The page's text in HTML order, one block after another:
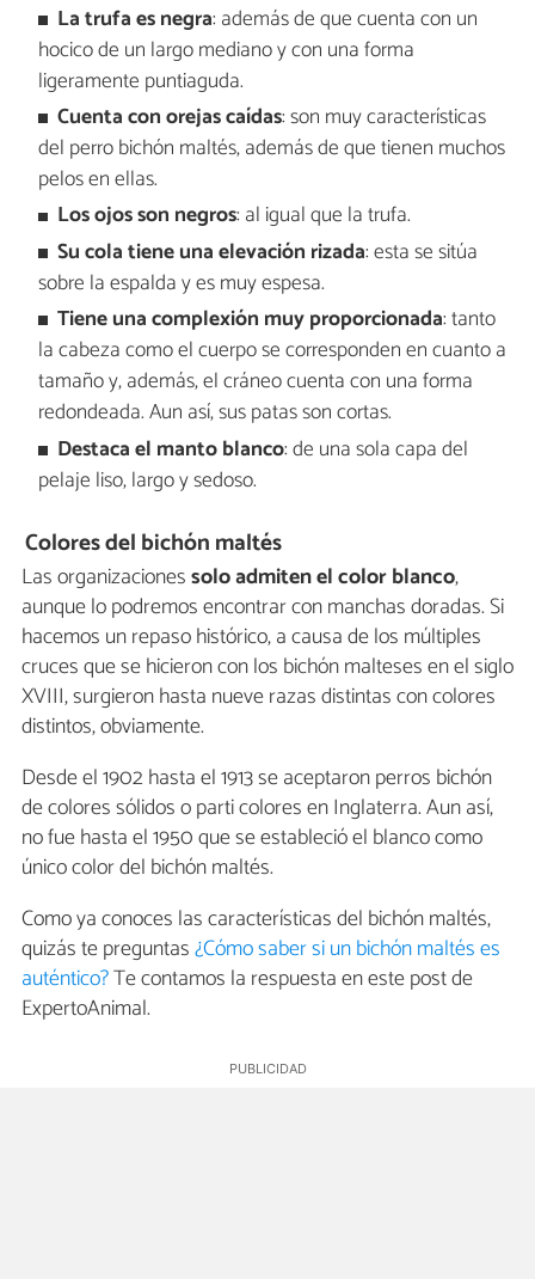
La trufa es negra: además de que cuenta con un
hocico de un largo mediano y con una forma
ligeramente puntiaguda.
Cuenta con orejas caídas: son muy características
del perro bichón maltés, además de que tienen muchos
pelos en ellas.
Los ojos son negros: al igual que la trufa.
Su cola tiene una elevación rizada: esta se sitúa
sobre la espalda y es muy espesa.
Tiene una complexión muy proporcionada: tanto
la cabeza como el cuerpo se corresponden en cuanto a
tamaño y, además, el cráneo cuenta con una forma
redondeada. Aun así, sus patas son cortas.
Destaca el manto blanco: de una sola capa del
pelaje liso, largo y sedoso.
Colores del bichón maltés
Las organizacionessolo admiten el color blanco,
aunque lo podremos encontrar con manchas doradas. Si
hacemos un repaso histórico, a causa de los múltiples
cruces que se hicieron con los bichón malteses en el siglo
XVIII, surgieron hasta nueve razas distintas con colores
distintos, obviamente.
Desde el 1902 hasta el 1913 se aceptaron perros bichón
de colores sólidos o parti colores en Inglaterra. Aun así,
no fue hasta el 1950 que se estableció el blanco como
único color del bichón maltés.
Como ya conoces las características del bichón maltés,
quizás te preguntas¿Cómo saber si un bichón maltés es
auténtico?Te contamos la respuesta en este post de
ExpertoAnimal.